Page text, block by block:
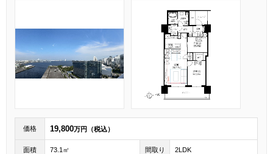
価格 19,800万円（税込）
面積 73.1㎡ 間取り 2LDK